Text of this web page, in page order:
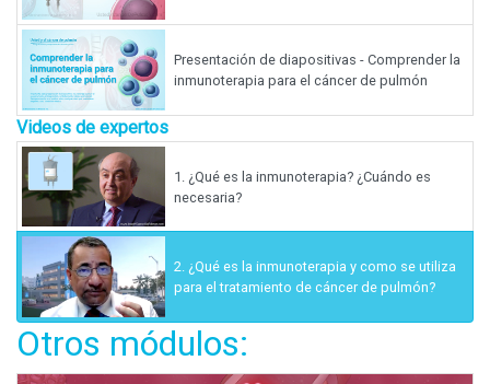
Presentación de diapositivas - Comprender la
inmunoterapia para el cáncer de pulmón
Videos de expertos
1. ¿Qué es la inmunoterapia? ¿Cuándo es
necesaria?
2. ¿Qué es la inmunoterapia y como se utiliza
para el tratamiento de cáncer de pulmón?
Otros módulos: